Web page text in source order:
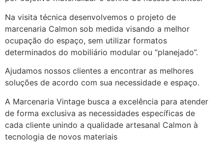
Na visita técnica desenvolvemos o projeto de
marcenaria Calmon sob medida visando a melhor
ocupação do espaço, sem utilizar formatos
determinados do mobiliário modular ou “planejado”.
Ajudamos nossos clientes a encontrar as melhores
soluções de acordo com sua necessidade e espaço.
A Marcenaria Vintage busca a excelência para atender
de forma exclusiva as necessidades específicas de
cada cliente unindo a qualidade artesanal Calmon à
tecnologia de novos materiais